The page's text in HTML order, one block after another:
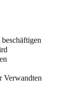
Verwandten